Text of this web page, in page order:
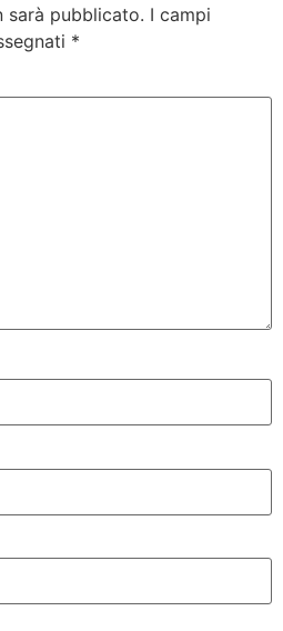
sarà pubblicato. I campi
*